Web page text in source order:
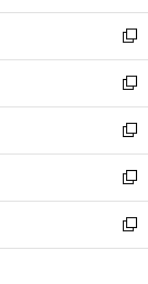
開
く
ウ
で
開
く
ン
ド
ウ
で
開
く
ウ
ィ
ン
ド
ウ
で
開
く
新
し
い
ウ
ィ
ン
ド
ウ
で
開
新
し
い
ウ
ィ
ン
ド
ウ
新
し
い
ウ
ィ
ン
新
し
い
ウ
新
し